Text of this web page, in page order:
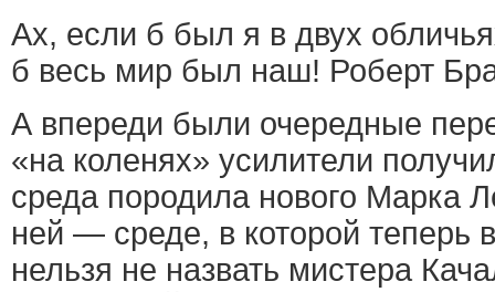
Ах, если б был я в двух
б весь мир был наш! Роберт
А впереди были очередные
«на коленях» усилители
среда породила нового Марка
ней — среде, в которой
нельзя не назвать мистера